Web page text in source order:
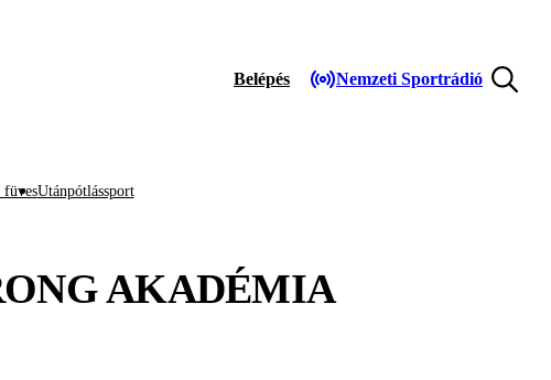
Belépés Nemzeti Sportrádió
füvesUtánpótlássport
AKADÉMIA